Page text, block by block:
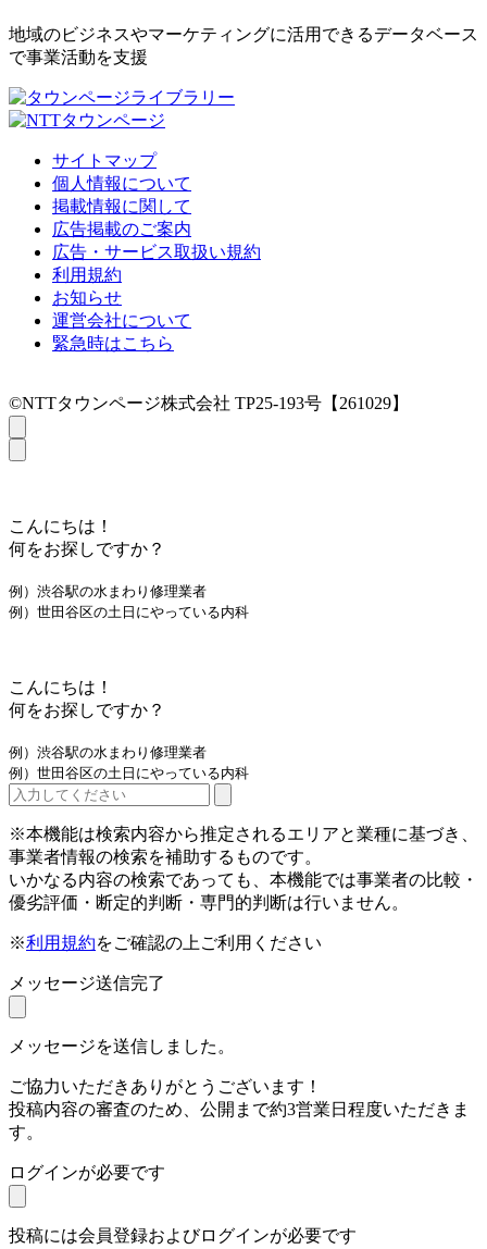
地域のビジネスやマーケティングに活用できるデータベース
で事業活動を支援
サイトマップ
個人情報について
掲載情報に関して
広告掲載のご案内
広告・サービス取扱い規約
利用規約
お知らせ
運営会社について
緊急時はこちら
©NTTタウンページ株式会社 TP25-193号【261029】
こんにちは！
何をお探しですか？
例）渋谷駅の水まわり修理業者
例）世田谷区の土日にやっている内科
こんにちは！
何をお探しですか？
例）渋谷駅の水まわり修理業者
例）世田谷区の土日にやっている内科
※本機能は検索内容から推定されるエリアと業種に基づき、
事業者情報の検索を補助するものです。
いかなる内容の検索であっても、本機能では事業者の比較・
優劣評価・断定的判断・専門的判断は行いません。
※利用規約をご確認の上ご利用ください
メッセージ送信完了
メッセージを送信しました。
ご協力いただきありがとうございます！
投稿内容の審査のため、公開まで約3営業日程度いただきま
す。
ログインが必要です
投稿には会員登録およびログインが必要です